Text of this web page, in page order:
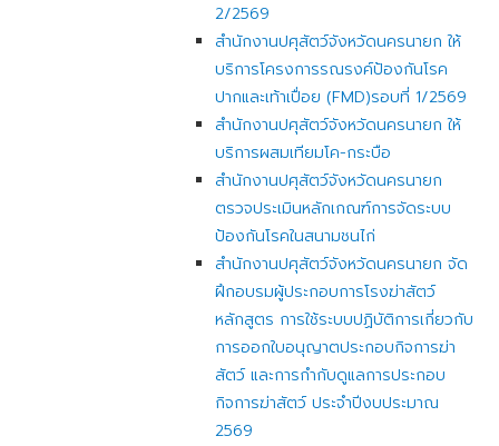
2/2569
สำนักงานปศุสัตว์จังหวัดนครนายก ให้
บริการโครงการรณรงค์ป้องกันโรค
ปากและเท้าเปื่อย (FMD)รอบที่ 1/2569
สำนักงานปศุสัตว์จังหวัดนครนายก ให้
บริการผสมเทียมโค-กระบือ
สำนักงานปศุสัตว์จังหวัดนครนายก
ตรวจประเมินหลักเกณฑ์การจัดระบบ
ป้องกันโรคในสนามชนไก่
สำนักงานปศุสัตว์จังหวัดนครนายก จัด
ฝึกอบรมผู้ประกอบการโรงฆ่าสัตว์
หลักสูตร การใช้ระบบปฏิบัติการเกี่ยวกับ
การออกใบอนุญาตประกอบกิจการฆ่า
สัตว์ และการกำกับดูแลการประกอบ
กิจการฆ่าสัตว์ ประจำปีงบประมาณ
2569